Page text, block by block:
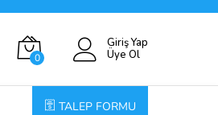
0
Giriş Yap
Üye Ol
TALEP FORMU